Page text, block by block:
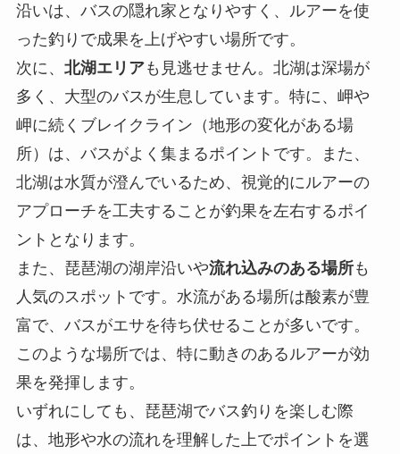
沿いは、バスの隠れ家となりやすく、ルアーを使
った釣りで成果を上げやすい場所です。
次に、 北湖エリアも見逃せません。北湖は深場が
多く、大型のバスが生息しています。特に、岬や
岬に続くブレイクライン（地形の変化がある場
所）は、バスがよく集まるポイントです。また、
北湖は水質が澄んでいるため、視覚的にルアーの
アプローチを工夫することが釣果を左右するポイ
ントとなります。
また、琵琶湖の湖岸沿いや流れ込みのある場所も
人気のスポットです。水流がある場所は酸素が豊
富で、バスがエサを待ち伏せることが多いです。
このような場所では、特に動きのあるルアーが効
果を発揮します。
いずれにしても、琵琶湖でバス釣りを楽しむ際
は、地形や水の流れを理解した上でポイントを選